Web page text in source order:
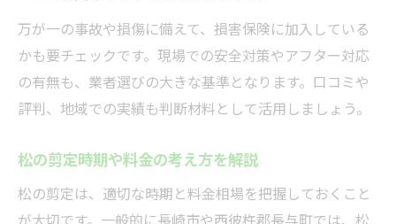
万が一の事故や損傷に備えて、損害保険に加入している
かも要チェックです。現場での安全対策やアフター対応
の有無も、業者選びの大きな基準となります。口コミや
評判、地域での実績も判断材料として活用しましょう。
松の剪定時期や料金の考え方を解説
松の剪定は、適切な時期と料金相場を把握しておくこと
が大切です。一般的に長崎市や西彼杵郡長与町では、松